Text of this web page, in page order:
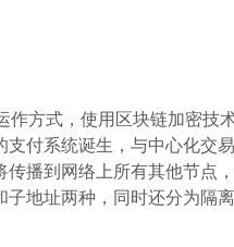
方式，使用区块链加密技
付系统诞生，与中心化交
播到网络上所有其他节点
地址两种，同时还分为隔